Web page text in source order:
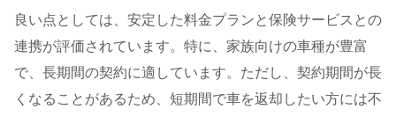
良い点としては、安定した料金プランと保険サービスとの
連携が評価されています。特に、家族向けの車種が豊富
で、長期間の契約に適しています。ただし、契約期間が長
くなることがあるため、短期間で車を返却したい方には不